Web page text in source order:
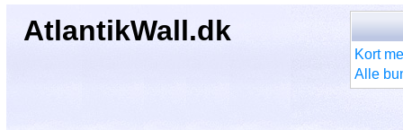
AtlantikWall.dk
Kort
Alle